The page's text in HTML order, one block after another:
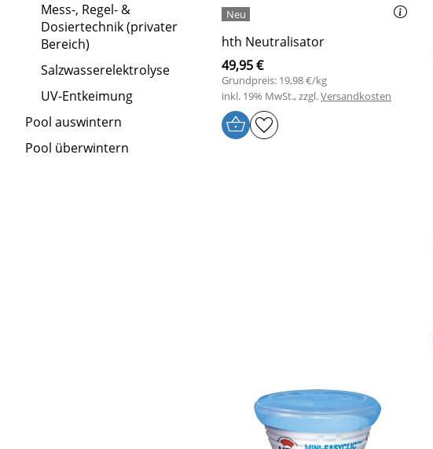
Mess-, Regel- &
Dosiertechnik (privater
Bereich)
Salzwasserelektrolyse
UV-Entkeimung
Pool auswintern
Pool überwintern
hth Neutralisator
49,95 €
Grundpreis: 19,98 €/kg
inkl. 19% MwSt., zzgl.Versandkosten